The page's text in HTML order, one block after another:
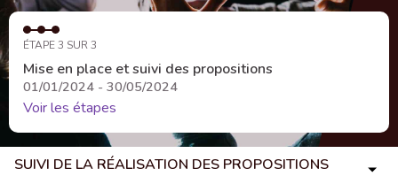
ÉTAPE 3 SUR 3
Mise en place et suivi des propositions
01/01/2024 - 30/05/2024
Voir les étapes
SUIVI DE LA RÉALISATION DES PROPOSITIONS